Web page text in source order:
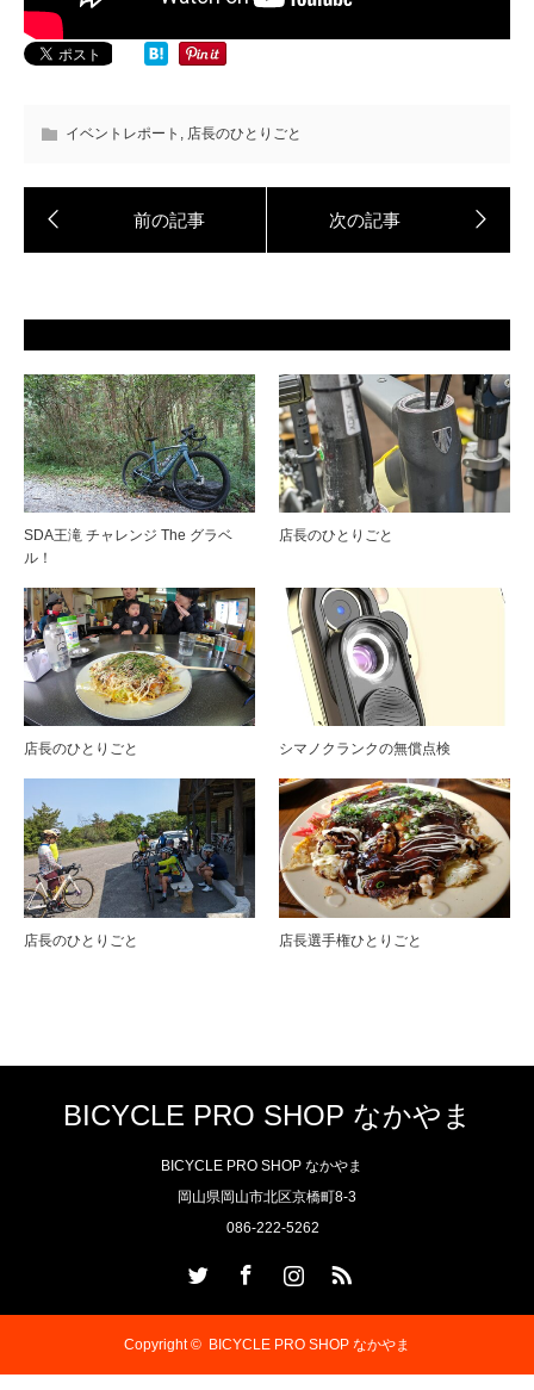
イベントレポート 店長のひとりごと
SDA王滝 チャレンジ The グラベ
ル！
店長のひとりごと
店長のひとりごと シマノクランクの無償点検
店長のひとりごと 店長選手権ひとりごと
BICYCLE PRO SHOP なかやま
BICYCLE PRO SHOP なかやま
岡山県岡山市北区京橋町8-3
086-222-5262
Copyright © BICYCLE PRO SHOP なかやま